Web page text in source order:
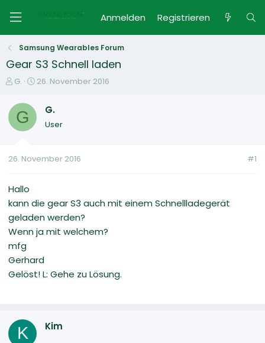
Anmelden Registrieren
Samsung Wearables Forum
Gear S3 Schnell laden
E
s
e
e
G.
E
t
t
26. November 2016
G G.
User
26. November 2016 #1
Hallo
kann die gear S3 auch mit einem Schnellladegerät
geladen werden?
Wenn ja mit welchem?
mfg
Gerhard
Gelöst! L: Gehe zu Lösung.
K Kim